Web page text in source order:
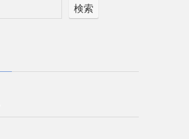
検索